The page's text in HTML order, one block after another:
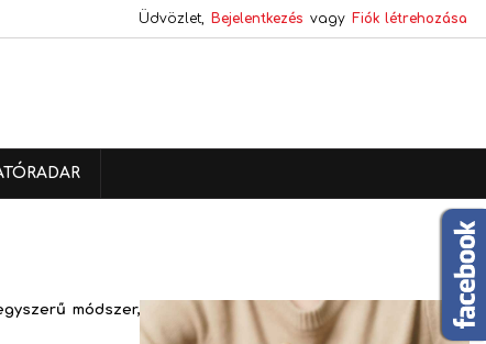
Üdvözlet, Bejelentkezés vagy Fiók létrehozása
módszer,